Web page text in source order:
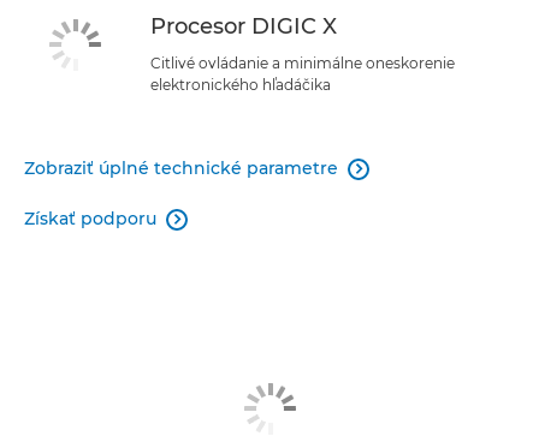
Procesor DIGIC X
Citlivé ovládanie a minimálne oneskorenie
elektronického hľadáčika
Zobraziť úplné technické parametre 
Získať podporu 